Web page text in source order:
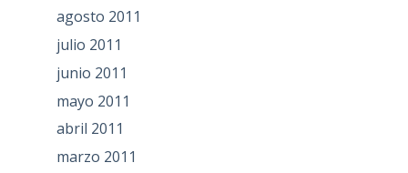
agosto 2011
julio 2011
junio 2011
mayo 2011
abril 2011
marzo 2011